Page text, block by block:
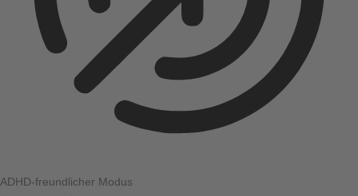
ADHD-freundlicher Modus